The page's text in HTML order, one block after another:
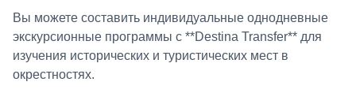
Вы можете составить индивидуальные однодневные
экскурсионные программы с **Destina Transfer** для
изучения исторических и туристических мест в
окрестностях.